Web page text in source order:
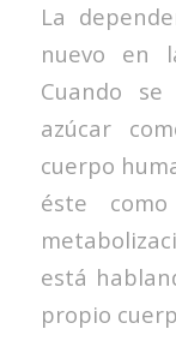
La
nuevo en
Cuando
azúcar
cuerpo
éste
está
propio